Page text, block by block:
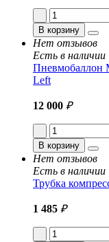
В корзину
Нет отзывов
Есть в наличии
Пневмобаллон
Left
12 000 ₽
В корзину
Нет отзывов
Есть в наличии
Трубка
1 485 ₽